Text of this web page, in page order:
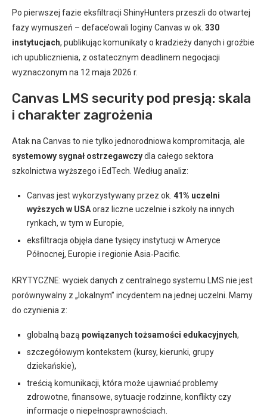
Po pierwszej fazie eksfiltracji ShinyHunters przeszli do otwartej
fazy wymuszeń – deface’owali loginy Canvas w ok. 330
instytucjach, publikując komunikaty o kradzieży danych i groźbie
ich upublicznienia, z ostatecznym deadlinem negocjacji
wyznaczonym na 12 maja 2026 r.
Canvas LMS security pod presją: skala
i charakter zagrożenia
Atak na Canvas to nie tylko jednorodniowa kompromitacja, ale
systemowy sygnał ostrzegawczydla całego sektora
szkolnictwa wyższego i EdTech. Według analiz:
Canvas jest wykorzystywany przez ok. 41% uczelni
wyższych w USAoraz liczne uczelnie i szkoły na innych
rynkach, w tym w Europie,
eksfiltracja objęła dane tysięcy instytucji w Ameryce
Północnej, Europie i regionie Asia‑Pacific.
KRYTYCZNE: wyciek danych z centralnego systemu LMS nie jest
porównywalny z „lokalnym” incydentem na jednej uczelni. Mamy
do czynienia z:
globalną bazą powiązanych tożsamości edukacyjnych,
szczegółowym kontekstem (kursy, kierunki, grupy
dziekańskie),
treścią komunikacji, która może ujawniać problemy
zdrowotne, finansowe, sytuacje rodzinne, konflikty czy
informacje o niepełnosprawnościach.